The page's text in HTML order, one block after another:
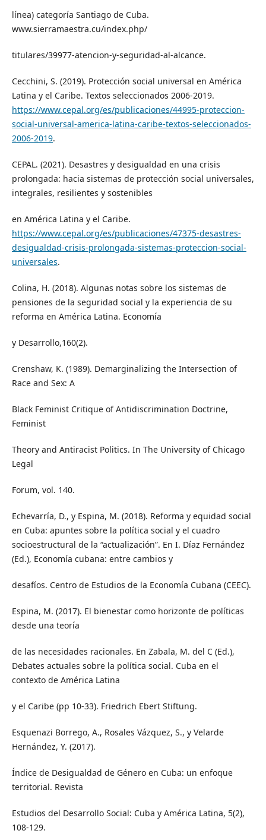
línea) categoría Santiago de Cuba.
www.sierramaestra.cu/index.php/
titulares/39977-atencion-y-seguridad-al-alcance.
Cecchini, S. (2019). Protección social universal en América
Latina y el Caribe. Textos seleccionados 2006-2019.
https://www.cepal.org/es/publicaciones/44995-proteccion-
social-universal-america-latina-caribe-textos-seleccionados-
2006-2019.
CEPAL. (2021). Desastres y desigualdad en una crisis
prolongada: hacia sistemas de protección social universales,
integrales, resilientes y sostenibles
en América Latina y el Caribe.
https://www.cepal.org/es/publicaciones/47375-desastres-
desigualdad-crisis-prolongada-sistemas-proteccion-social-
universales.
Colina, H. (2018). Algunas notas sobre los sistemas de
pensiones de la seguridad social y la experiencia de su
reforma en América Latina. Economía
y Desarrollo,160(2).
Crenshaw, K. (1989). Demarginalizing the Intersection of
Race and Sex: A
Black Feminist Critique of Antidiscrimination Doctrine,
Feminist
Theory and Antiracist Politics. In The University of Chicago
Legal
Forum, vol. 140.
Echevarría, D., y Espina, M. (2018). Reforma y equidad social
en Cuba: apuntes sobre la política social y el cuadro
socioestructural de la “actualización”. En I. Díaz Fernández
(Ed.), Economía cubana: entre cambios y
desafíos. Centro de Estudios de la Economía Cubana (CEEC).
Espina, M. (2017). El bienestar como horizonte de políticas
desde una teoría
de las necesidades racionales. En Zabala, M. del C (Ed.),
Debates actuales sobre la política social. Cuba en el
contexto de América Latina
y el Caribe (pp 10-33). Friedrich Ebert Stiftung.
Esquenazi Borrego, A., Rosales Vázquez, S., y Velarde
Hernández, Y. (2017).
Índice de Desigualdad de Género en Cuba: un enfoque
territorial. Revista
Estudios del Desarrollo Social: Cuba y América Latina, 5(2),
108-129.